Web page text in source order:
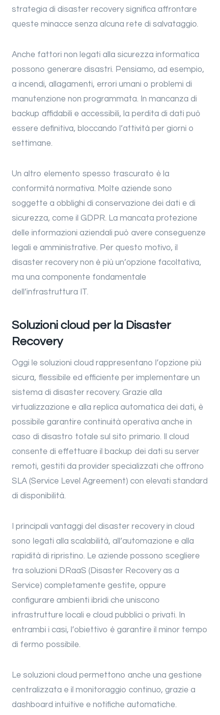
strategia di disaster recovery significa affrontare
queste minacce senza alcuna rete di salvataggio.
Anche fattori non legati alla sicurezza informatica
possono generare disastri. Pensiamo, ad esempio,
a incendi, allagamenti, errori umani o problemi di
manutenzione non programmata. In mancanza di
backup affidabili e accessibili, la perdita di dati può
essere definitiva, bloccando l’attività per giorni o
settimane.
Un altro elemento spesso trascurato è la
conformità normativa. Molte aziende sono
soggette a obblighi di conservazione dei dati e di
sicurezza, come il GDPR. La mancata protezione
delle informazioni aziendali può avere conseguenze
legali e amministrative. Per questo motivo, il
disaster recovery non è più un’opzione facoltativa,
ma una componente fondamentale
dell’infrastruttura IT.
Soluzioni cloud per la Disaster
Recovery
Oggi le soluzioni cloud rappresentano l’opzione più
sicura, flessibile ed efficiente per implementare un
sistema di disaster recovery. Grazie alla
virtualizzazione e alla replica automatica dei dati, è
possibile garantire continuità operativa anche in
caso di disastro totale sul sito primario. Il cloud
consente di effettuare il backup dei dati su server
remoti, gestiti da provider specializzati che offrono
SLA (Service Level Agreement) con elevati standard
di disponibilità.
I principali vantaggi del disaster recovery in cloud
sono legati alla scalabilità, all’automazione e alla
rapidità di ripristino. Le aziende possono scegliere
tra soluzioni DRaaS (Disaster Recovery as a
Service) completamente gestite, oppure
configurare ambienti ibridi che uniscono
infrastrutture locali e cloud pubblici o privati. In
entrambi i casi, l’obiettivo è garantire il minor tempo
di fermo possibile.
Le soluzioni cloud permettono anche una gestione
centralizzata e il monitoraggio continuo, grazie a
dashboard intuitive e notifiche automatiche.